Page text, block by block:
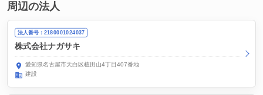
周辺の法人
法人番号：2180001024037
株式会社ナガサキ
愛知県名古屋市天白区植田山4丁目407番地
建設